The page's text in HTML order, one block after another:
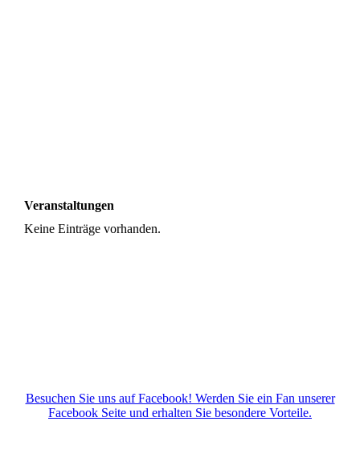
Veranstaltungen
Keine Einträge vorhanden.
Besuchen Sie uns auf Facebook! Werden Sie ein Fan unserer
Facebook Seite und erhalten Sie besondere Vorteile.